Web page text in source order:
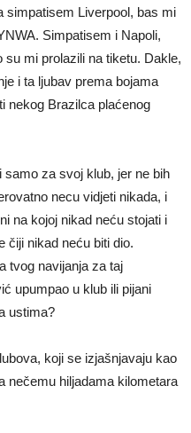
simpatisem Liverpool, bas mi
Simpatisem i Napoli,
su mi prolazili na tiketu. Dakle,
i ta ljubav prema bojama
nekog Brazilca plaćenog
samo za svoj klub, jer ne bih
necu vidjeti nikada, i
na kojoj nikad neću stojati i
čiji nikad neću biti dio.
tvog navijanja za taj
upumpao u klub ili pijani
ustima?
koji se izjašnjavaju kao
nečemu hiljadama kilometara